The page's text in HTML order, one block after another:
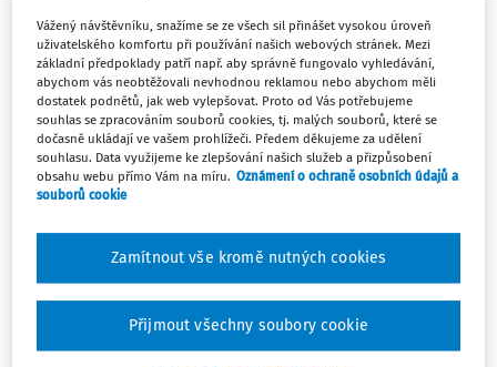
0:00
10 30 1x
Poznámka
Náměty
Sledovat
Sdílet
Vážený návštěvníku, snažíme se ze všech sil přinášet vysokou úroveň
uživatelského komfortu při používání našich webových stránek. Mezi
základní předpoklady patří např. aby správně fungovalo vyhledávání,
abychom vás neobtěžovali nevhodnou reklamou nebo abychom měli
dostatek podnětů, jak web vylepšovat. Proto od Vás potřebujeme
souhlas se zpracováním souborů cookies, tj. malých souborů, které se
dočasně ukládají ve vašem prohlížeči. Předem děkujeme za udělení
souhlasu. Data využijeme ke zlepšování našich služeb a přizpůsobení
obsahu webu přímo Vám na míru. Oznámení o ochraně osobních údajů a
souborů cookie
Zamítnout vše kromě nutných cookies
Přijmout všechny soubory cookie